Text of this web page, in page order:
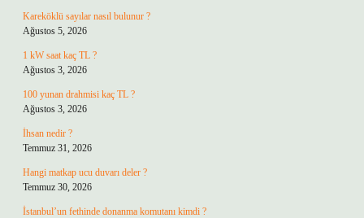
Kareköklü sayılar nasıl bulunur ?
Ağustos 5, 2026
1 kW saat kaç TL ?
Ağustos 3, 2026
100 yunan drahmisi kaç TL ?
Ağustos 3, 2026
İhsan nedir ?
Temmuz 31, 2026
Hangi matkap ucu duvarı deler ?
Temmuz 30, 2026
İstanbul’un fethinde donanma komutanı kimdi ?